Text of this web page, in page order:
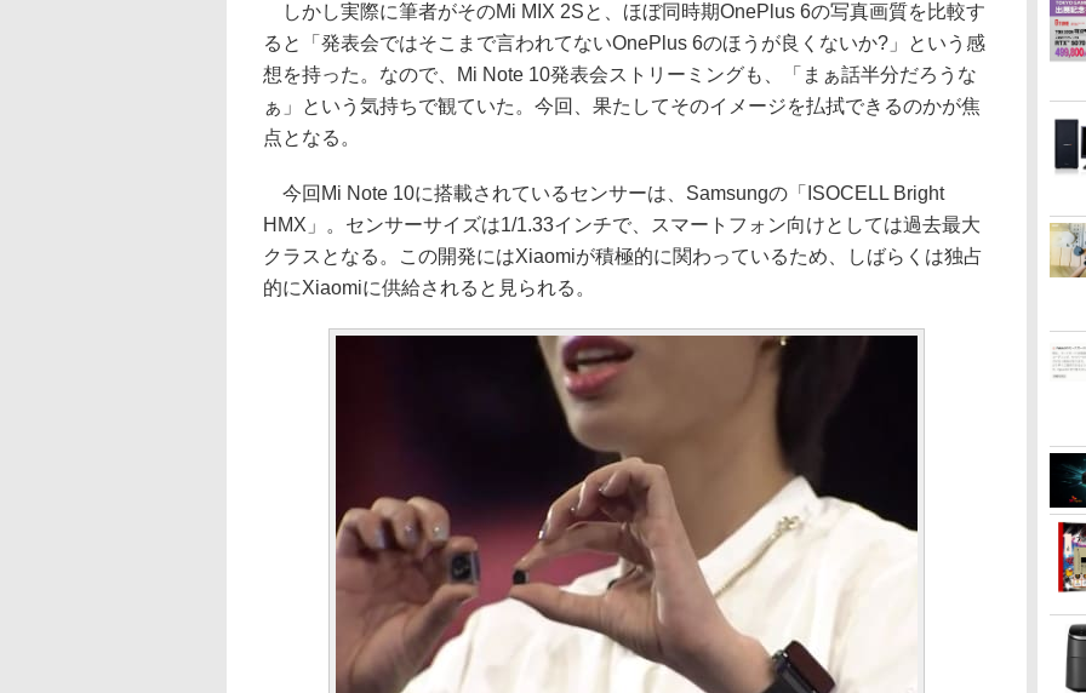
しかし実際に筆者がそのMi MIX 2Sと、ほぼ同時期OnePlus 6の写真画質を比較す
ると「発表会ではそこまで言われてないOnePlus 6のほうが良くないか?」という感
想を持った。なので、Mi Note 10発表会ストリーミングも、「まぁ話半分だろうな
ぁ」という気持ちで観ていた。今回、果たしてそのイメージを払拭できるのかが焦
点となる。
今回Mi Note 10に搭載されているセンサーは、Samsungの「ISOCELL Bright
HMX」。センサーサイズは1/1.33インチで、スマートフォン向けとしては過去最大
クラスとなる。この開発にはXiaomiが積極的に関わっているため、しばらくは独占
的にXiaomiに供給されると見られる。